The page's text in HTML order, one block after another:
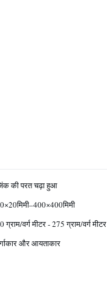
की परत चढ़ा हुआ
ग्राम/वर्ग मीटर - 275 ग्राम/वर्ग मीटर
और आयताकार